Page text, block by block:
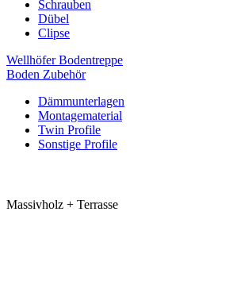
Schrauben
Dübel
Clipse
Wellhöfer Bodentreppe
Boden Zubehör
Dämmunterlagen
Montagematerial
Twin Profile
Sonstige Profile
Massivholz + Terrasse